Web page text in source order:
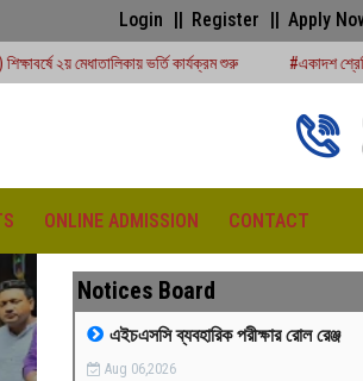
Login Register Apply
ভর্তি কার্যক্রম শুরু #একাদশ শ্রেণির বার্ষিক পরীক্ষার রুটিন
ONLINE ADMISSION CONTACT
Notices Board
এইচএসসি ব্যবহারিক পরীক্ষার রোল রেঞ্জ
Aug 06,2026